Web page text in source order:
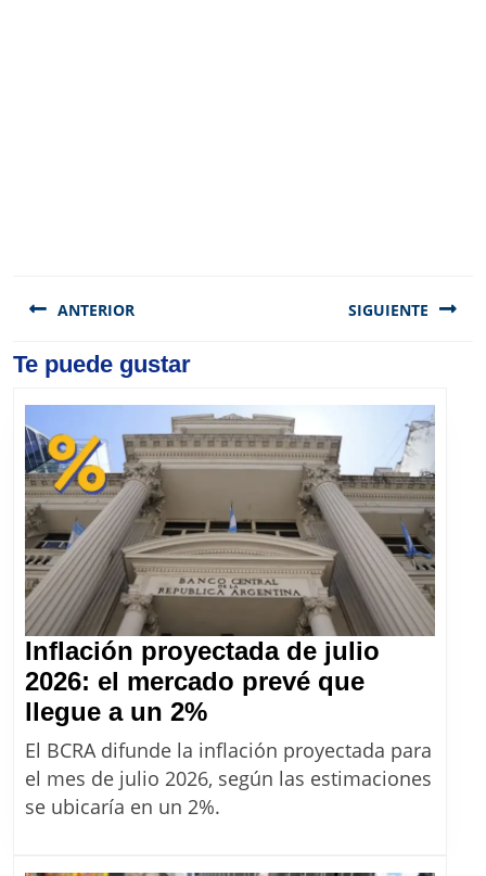
de
ANTERIOR
Previous
SIGUIENTE
Te puede gustar
Inflación proyectada de julio
2026: el mercado prevé que
llegue a un 2%Inflación
proyectada
de
julio
El BCRA difunde la inflación proyectada para
el mes de julio 2026, según las estimaciones
se ubicaría en un 2%.